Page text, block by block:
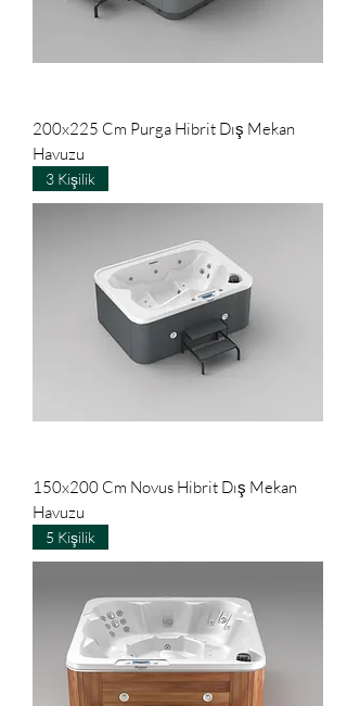
200x225 Cm Purga Hibrit Dış Mekan
Havuzu
3 Kişilik
150x200 Cm Novus Hibrit Dış Mekan
Havuzu
5 Kişilik